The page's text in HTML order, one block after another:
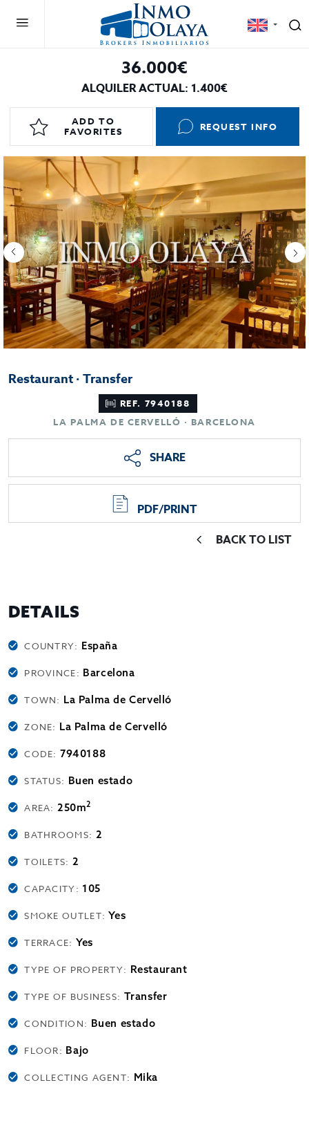
36.000€
ALQUILER ACTUAL: 1.400€
ADD TO
FAVORITES
REQUEST INFO
Restaurant · Transfer
REF. 7940188
LA PALMA DE CERVELLÓ · BARCELONA
SHARE
PDF/PRINT
BACK TO LIST
DETAILS
COUNTRY: España
PROVINCE: Barcelona
TOWN: La Palma de Cervelló
ZONE: La Palma de Cervelló
CODE:7940188
STATUS: Buen estado
AREA:250m2
BATHROOMS: 2
TOILETS: 2
CAPACITY: 105
SMOKE OUTLET:Yes
TERRACE: Yes
TYPE OF PROPERTY: Restaurant
TYPE OF BUSINESS: Transfer
CONDITION: Buen estado
FLOOR: Bajo
COLLECTING AGENT: Mika